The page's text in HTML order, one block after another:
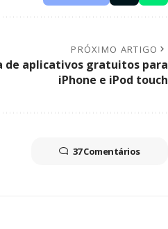
PRÓXIMO ARTIGO
de aplicativos gratuitos para
iPhone e iPod touch
37 Comentários